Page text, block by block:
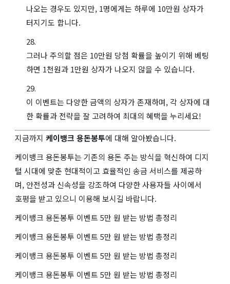
나오는 경우도 있지만, 1명에게는 하루에 10만원 상자가
터지기도 합니다.
그러나 주의할 점은 10만원 당첨 확률을 높이기 위해 베팅
하면 1천원과 1만원 상자가 나오지 않을 수 있습니다.
이 이벤트는 다양한 금액의 상자가 존재하며, 각 상자에 대
한 확률과 전략을 잘 고려하여 최대의 혜택을 누리세요!
지금까지 케이뱅크 용돈봉투에 대해 알아봤습니다.
케이뱅크 용돈봉투는 기존의 용돈 주는 방식을 혁신하여 디지
털 시대에 맞춘 현대적이고 효율적인 송금 서비스를 제공하
며, 안전성과 신속성을 강조하여 다양한 사용자들 사이에서
호평을 받고 있으니 이용해 보시길 바랍니다.
케이뱅크 용돈봉투 이벤트 5만 원 받는 방법 총정리
케이뱅크 용돈봉투 이벤트 5만 원 받는 방법 총정리
케이뱅크 용돈봉투 이벤트 5만 원 받는 방법 총정리
케이뱅크 용돈봉투 이벤트 5만 원 받는 방법 총정리